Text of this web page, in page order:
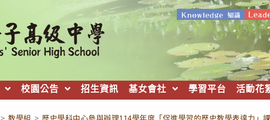
校園公告 招生資訊 基女會社 學習平台 活動花
> 教學組 > 歷史學科中心參與辦理114學年度「促進學習的歷史教學表達力